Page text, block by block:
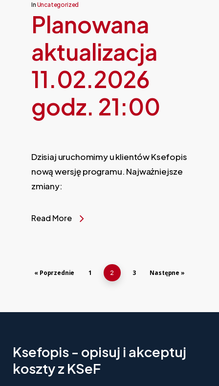
In Uncategorized
Planowana
aktualizacja
11.02.2026
godz. 21:00
Dzisiaj uruchomimy u klientów Ksefopis
nową wersję programu. Najważniejsze
zmiany:
Read More
« Poprzednie 1 2 3 Następne »
Ksefopis - opisuj i akceptuj
kosztyz KSeF